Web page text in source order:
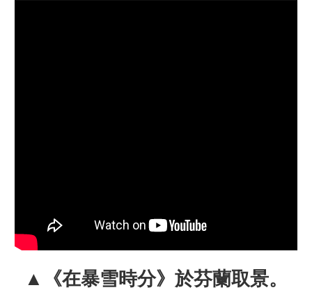
▲《在暴雪時分》於芬蘭取景。